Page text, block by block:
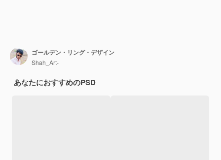
ゴールデン・リング・デザイン
Shah_Art-
あなたにおすすめのPSD